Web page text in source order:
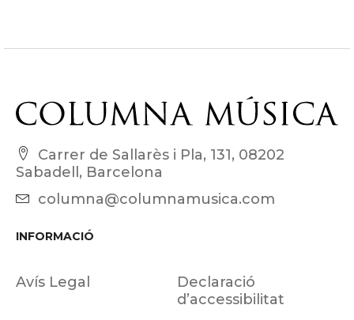
Carrer de Sallarès i Pla, 131, 08202
Sabadell, Barcelona
columna@columnamusica.com
INFORMACIÓ
Avís Legal
Declaració
d’accessibilitat